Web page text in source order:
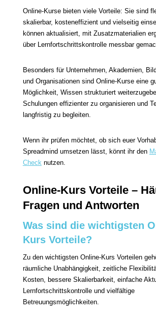
Online-Kurse bieten viele Vorteile: Sie sind
skalierbar, kosteneffizient und vielseitig
können aktualisiert, mit Zusatzmaterialien
über Lernfortschrittskontrolle messbar
Besonders für Unternehmen, Akademien,
und Organisationen sind Online-Kurse eine
Möglichkeit, Wissen strukturiert
Schulungen effizienter zu organisieren und
langfristig zu begleiten.
Wenn ihr prüfen möchtet, ob sich euer
Spreadmind umsetzen lässt, könnt ihr den
Checknutzen.
Online-Kurs Vorteile –
Fragen und Antworten
Was sind die wichtigsten
Kurs Vorteile?
Zu den wichtigsten Online-Kurs Vorteilen
räumliche Unabhängigkeit, zeitliche
Kosten, bessere Skalierbarkeit, einfache
Lernfortschrittskontrolle und vielfältige
Betreuungsmöglichkeiten.